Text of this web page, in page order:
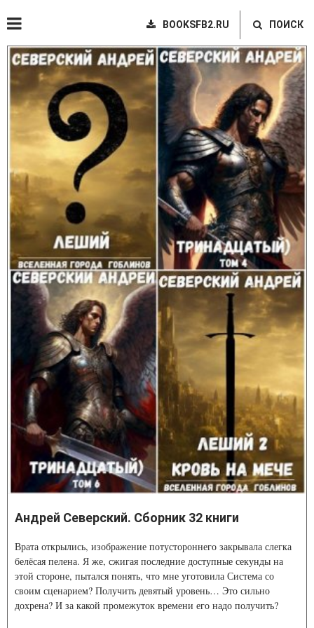
BOOKSFB2.RU ПОИСК
Андрей Северский. Сборник 32 книги
Врата открылись, изображение потустороннего закрывала слегка
белёсая пелена. Я же, сжигая последние доступные секунды на
этой стороне, пытался понять, что мне уготовила Система со
своим сценарием? Получить девятый уровень… Это сильно
дохрена? И за какой промежуток времени его надо получить?